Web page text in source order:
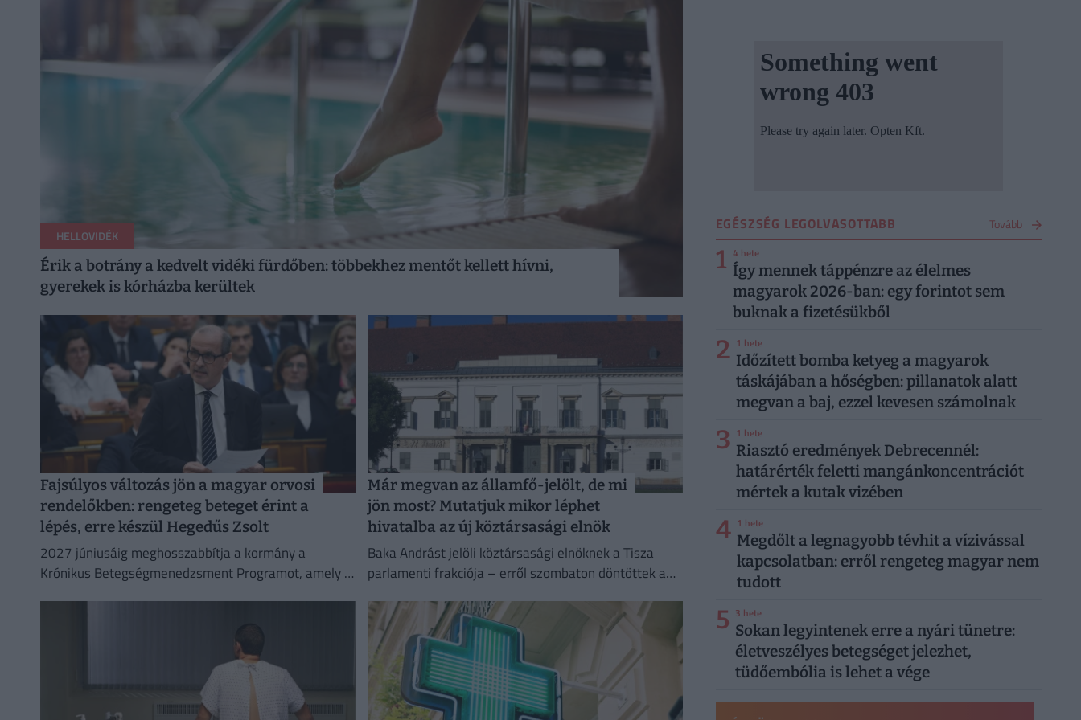
HELLOVIDÉK
Érik a botrány a kedvelt vidéki fürdőben: többekhez mentőt kellett hívni,
gyerekek is kórházba kerültek
Fajsúlyos változás jön a magyar orvosi
rendelőkben: rengeteg beteget érint a
lépés, erre készül Hegedűs Zsolt
2027 júniusáig meghosszabbítja a kormány a
Krónikus Betegségmenedzsment Programot, amely a
Már megvan az államfő-jelölt, de mi
jön most? Mutatjuk mikor léphet
hivatalba az új köztársasági elnök
Baka Andrást jelöli köztársasági elnöknek a Tisza
parlamenti frakciója – erről szombaton döntöttek a
EGÉSZSÉG LEGOLVASOTTABB Tovább
1 4 hete
Így mennek táppénzre az élelmes
magyarok 2026-ban: egy forintot sem
buknak a fizetésükből
2 1 hete
Időzített bomba ketyeg a magyarok
táskájában a hőségben: pillanatok alatt
megvan a baj, ezzel kevesen számolnak
3 1 hete
Riasztó eredmények Debrecennél:
határérték feletti mangánkoncentrációt
mértek a kutak vizében
4 1 hete
Megdőlt a legnagyobb tévhit a vízivással
kapcsolatban: erről rengeteg magyar nem
tudott
5 3 hete
Sokan legyintenek erre a nyári tünetre:
életveszélyes betegséget jelezhet,
tüdőembólia is lehet a vége